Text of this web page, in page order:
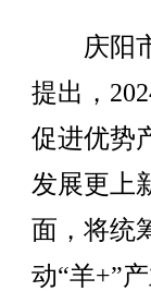
庆阳市
提出，
促进优势
发展更上
面，将统
动“羊+”